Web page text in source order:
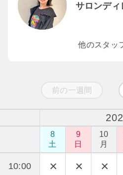
サロンデ
他のスタッ
前の一週間
8
土
9
日
10
月
10:00